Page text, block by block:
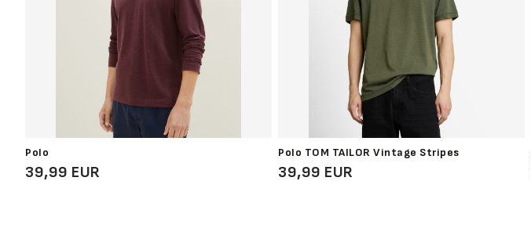
Polo
39,99 EUR
Polo TOM TAILOR Vintage Stripes
39,99 EUR